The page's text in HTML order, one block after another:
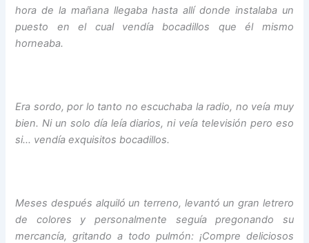
hora de la mañana llegaba hasta allí donde instalaba un
puesto en el cual vendía bocadillos que él mismo
horneaba.
Era sordo, por lo tanto no escuchaba la radio, no veía muy
bien. Ni un solo día leía diarios, ni veía televisión pero eso
si… vendía exquisitos bocadillos.
Meses después alquiló un terreno, levantó un gran letrero
de colores y personalmente seguía pregonando su
mercancía, gritando a todo pulmón: ¡Compre deliciosos